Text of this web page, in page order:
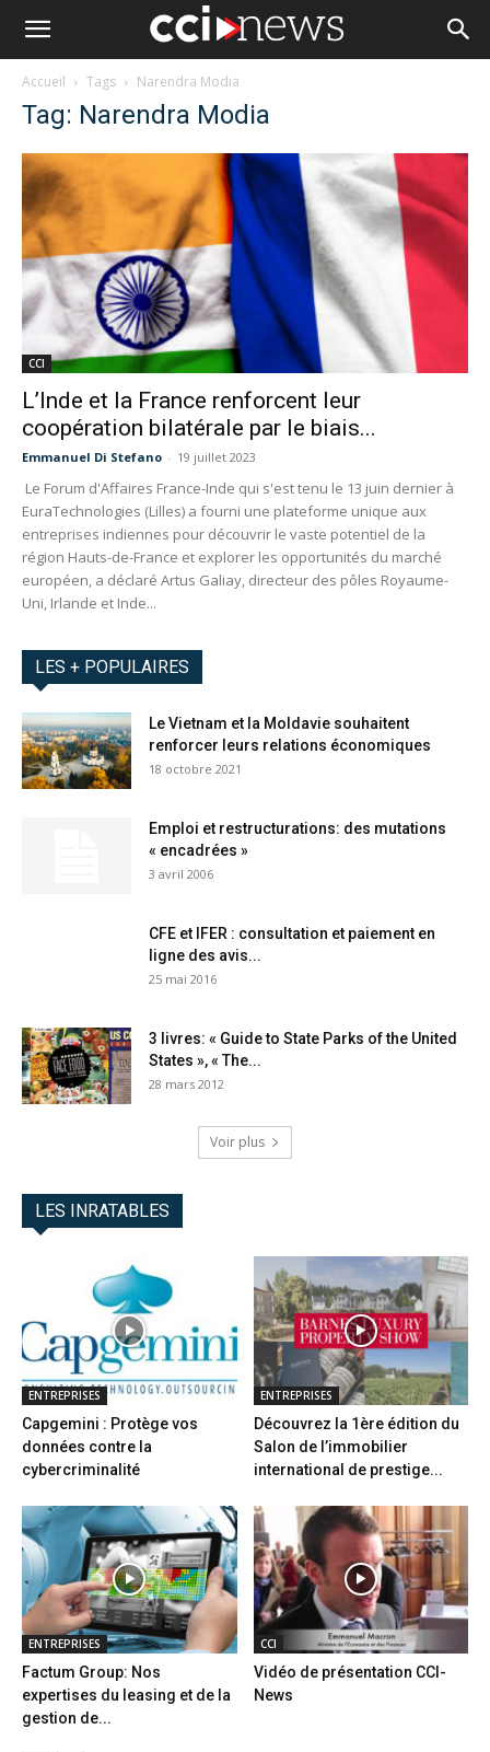
Accueil Tags Narendra Modia
Tag: Narendra Modia
CCI
L’Inde et la France renforcent leur
coopération bilatérale par le biais...
Emmanuel Di Stefano - 19 juillet 2023
Le Forum d'Affaires France-Inde qui s'est tenu le 13 juin dernier à
EuraTechnologies (Lilles) a fourni une plateforme unique aux
entreprises indiennes pour découvrir le vaste potentiel de la
région Hauts-de-France et explorer les opportunités du marché
européen, a déclaré Artus Galiay, directeur des pôles Royaume-
Uni, Irlande et Inde...
LES + POPULAIRES
Le Vietnam et la Moldavie souhaitent
renforcer leurs relations économiques
18 octobre 2021
Emploi et restructurations: des mutations
« encadrées »
3 avril 2006
CFE et IFER : consultation et paiement en
ligne des avis...
25 mai 2016
3 livres: « Guide to State Parks of the United
States », « The...
28 mars 2012
Voir plus
LES INRATABLES
ENTREPRISES
Capgemini : Protège vos
données contre la
cybercriminalité
ENTREPRISES
Découvrez la 1ère édition du
Salon de l’immobilier
international de prestige...
ENTREPRISES
Factum Group: Nos
expertises du leasing et de la
gestion de...
CCI
Vidéo de présentation CCI-
News